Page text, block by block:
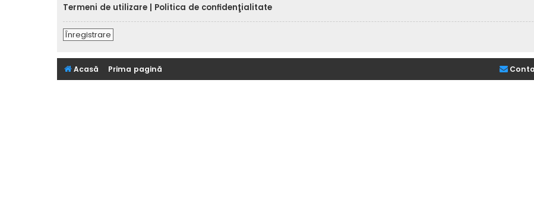
Termeni de utilizare
Politica de confidenţialitate
Înregistrare
Acasă Prima pagină